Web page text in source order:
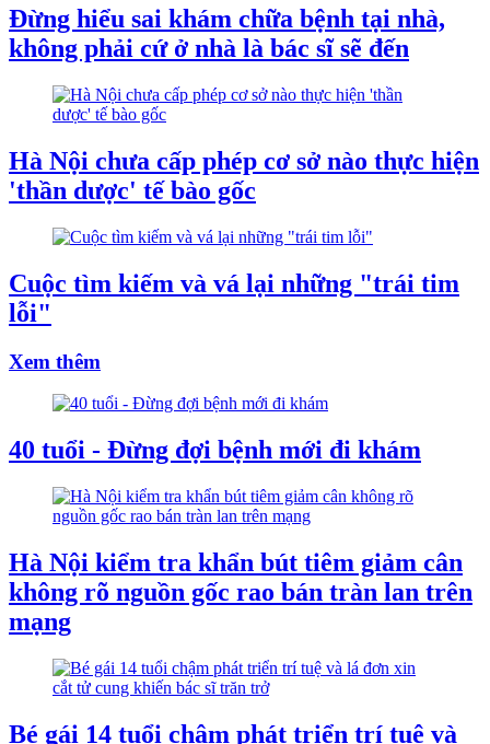
Đừng hiểu sai khám chữa bệnh tại nhà,
không phải cứ ở nhà là bác sĩ sẽ đến
Hà Nội chưa cấp phép cơ sở nào thực hiện
'thần dược' tế bào gốc
Cuộc tìm kiếm và vá lại những "trái tim
lỗi"
Xem thêm
40 tuổi - Đừng đợi bệnh mới đi khám
Hà Nội kiểm tra khẩn bút tiêm giảm cân
không rõ nguồn gốc rao bán tràn lan trên
mạng
Bé gái 14 tuổi chậm phát triển trí tuệ và